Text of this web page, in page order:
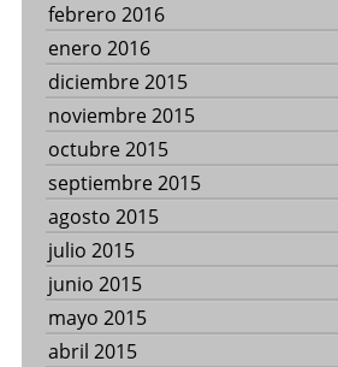
febrero 2016
enero 2016
diciembre 2015
noviembre 2015
octubre 2015
septiembre 2015
agosto 2015
julio 2015
junio 2015
mayo 2015
abril 2015